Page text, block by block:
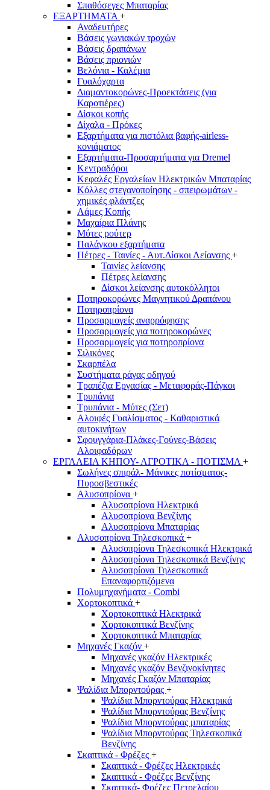
Σπαθόσεγες Μπαταρίας
ΕΞΑΡΤΗΜΑΤΑ +
Αναδευτήρες
Βάσεις γωνιακών τροχών
Βάσεις δραπάνων
Βάσεις πριονιών
Βελόνια - Καλέμια
Γυαλόχαρτα
Διαμαντοκορώνες-Προεκτάσεις (για
Καροτιέρες)
Δίσκοι κοπής
Δίχαλα - Πρόκες
Εξαρτήματα για πιστόλια βαφής-airless-
κονιάματος
Εξαρτήματα-Προσαρτήματα για Dremel
Κεντραδόροι
Κεφαλές Εργαλείων Ηλεκτρικών Μπαταρίας
Κόλλες στεγανοποίησης - σπειρωμάτων -
χημικές φλάντζες
Λάμες Κοπής
Μαχαίρια Πλάνης
Μύτες ρούτερ
Παλάγκου εξαρτήματα
Πέτρες - Ταινίες - Αυτ.Δίσκοι Λείανσης +
Ταινίες λείανσης
Πέτρες λείανσης
Δίσκοι λείανσης αυτοκόλλητοι
Ποτηροκορώνες Μαγνητικού Δραπάνου
Ποτηροπρίονα
Προσαρμογείς αναρρόφησης
Προσαρμογείς για ποτηροκορώνες
Προσαρμογείς για ποτηροπρίονα
Σιλικόνες
Σκαρπέλα
Συστήματα ράγας οδηγού
Τραπέζια Εργασίας - Μεταφοράς-Πάγκοι
Τρυπάνια
Τρυπάνια - Μύτες (Σετ)
Αλοιφές Γυαλίσματος - Καθαριστικά
αυτοκινήτων
Σφουγγάρια-Πλάκες-Γούνες-Βάσεις
Αλοιφαδόρων
ΕΡΓΑΛΕΙΑ ΚΗΠΟΥ- ΑΓΡΟΤΙΚΑ - ΠΟΤΙΣΜΑ +
Σωλήνες σπιράλ- Μάνικες ποτίσματος-
Πυροσβεστικές
Αλυσοπρίονα +
Αλυσοπρίονα Ηλεκτρικά
Αλυσοπρίονα Βενζίνης
Αλυσοπρίονα Μπαταρίας
Αλυσοπρίονα Τηλεσκοπικά +
Αλυσοπρίονα Τηλεσκοπικά Ηλεκτρικά
Αλυσοπρίονα Τηλεσκοπικά Βενζίνης
Αλυσοπρίονα Τηλεσκοπικά
Επαναφορτιζόμενα
Πολυμηχανήματα - Combi
Χορτοκοπτικά +
Χορτοκοπτικά Ηλεκτρικά
Χορτοκοπτικά Βενζίνης
Χορτοκοπτικά Μπαταρίας
Μηχανές Γκαζόν +
Μηχανές γκαζόν Ηλεκτρικές
Μηχανές γκαζόν Βενζινοκίνητες
Μηχανές Γκαζόν Μπαταρίας
Ψαλίδια Μπορντούρας +
Ψαλίδια Μπορντούρας Hλεκτρικά
Ψαλίδια Μπορντούρας Βενζίνης
Ψαλίδια Μπορντούρας μπαταρίας
Ψαλίδια Μπορντούρας Τηλεσκοπικά
Βενζίνης
Σκαπτικά - Φρέζες +
Σκαπτικά - Φρέζες Ηλεκτρικές
Σκαπτικά - Φρέζες Βενζίνης
Σκαπτικά- Φρέζες Πετρελαίου